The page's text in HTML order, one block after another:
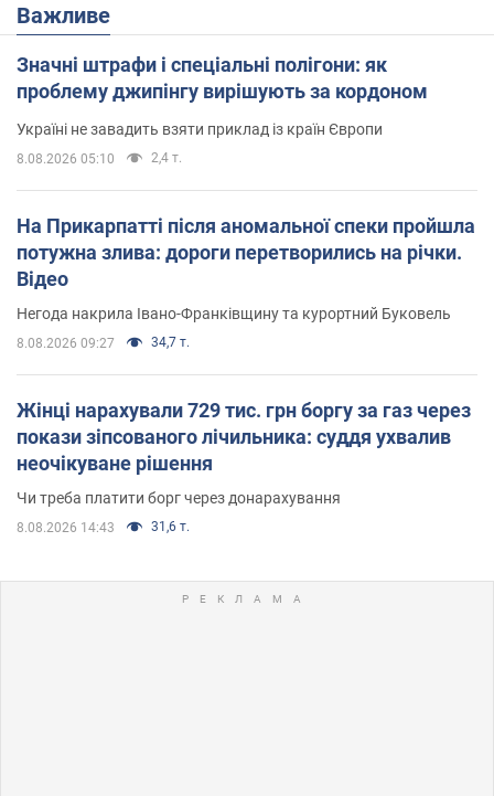
Важливе
Значні штрафи і спеціальні полігони: як
проблему джипінгу вирішують за кордоном
Україні не завадить взяти приклад із країн Європи
8.08.2026 05:10 2,4 т.
На Прикарпатті після аномальної спеки пройшла
потужна злива: дороги перетворились на річки.
Відео
Негода накрила Івано-Франківщину та курортний Буковель
8.08.2026 09:27 34,7 т.
Жінці нарахували 729 тис. грн боргу за газ через
покази зіпсованого лічильника: суддя ухвалив
неочікуване рішення
Чи треба платити борг через донарахування
8.08.2026 14:43 31,6 т.